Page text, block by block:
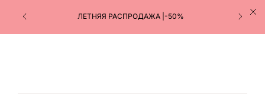
ЛЕТНЯЯ РАСПРОДАЖА |-50%